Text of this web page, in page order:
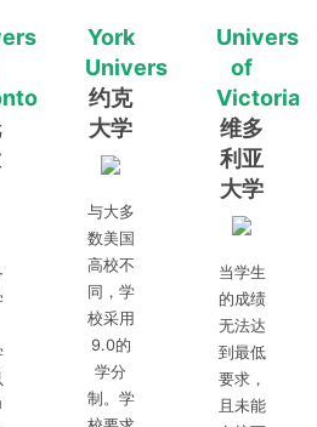
York
University
约克
大学
与大多
数美国
高校不
同，学
校采用
9.0的
学分
制。学
of
Victoria
维多
利亚
大学
当学生
的成绩
无法达
到最低
要求，
且未能